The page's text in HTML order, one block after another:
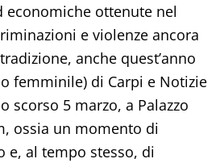
economiche ottenute nel
e violenze ancora
anche quest’anno
femminile) di Carpi e Notizie
scorso 5 marzo, a Palazzo
ossia un momento di
e, al tempo stesso, di